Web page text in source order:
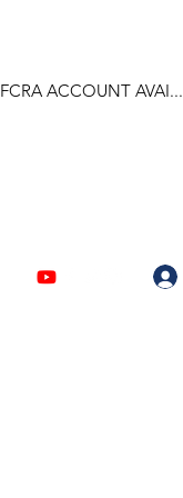
FCRA ACCOUNT AVAI...